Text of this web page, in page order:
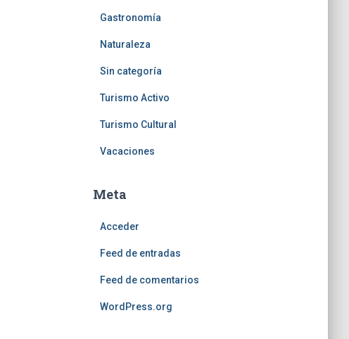
Gastronomía
Naturaleza
Sin categoría
Turismo Activo
Turismo Cultural
Vacaciones
Meta
Acceder
Feed de entradas
Feed de comentarios
WordPress.org